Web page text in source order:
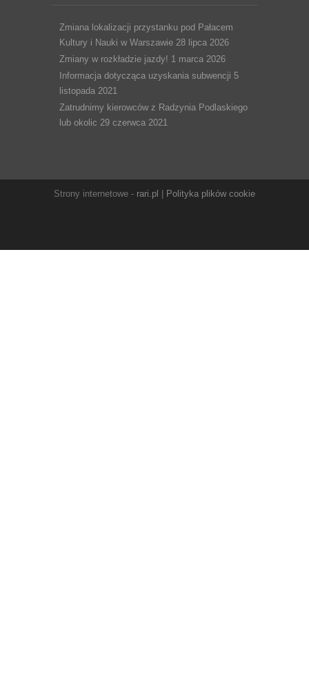
Zmiana lokalizacji przystanku pod Pałacem
Kultury i Nauki w Warszawie 28 lipca 2026
Zmiany w rozkładzie jazdy! 1 marca 2026
Informacja dotycząca uzyskania subwencji 5
listopada 2021
Zatrudnimy kierowców z Radzynia Podlaskiego
lub okolic 29 czerwca 2021
Strony internetowe - rari.pl Polityka plików cookie